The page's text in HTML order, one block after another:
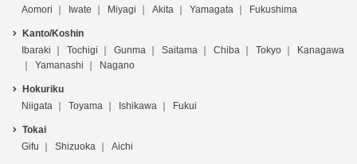
Aomori
Iwate Miyagi Akita Yamagata Fukushima
Kanto/Koshin
Ibaraki
Tochigi Gunma Saitama Chiba Tokyo
Kanagawa
Yamanashi
Nagano
Hokuriku
Niigata
Toyama Ishikawa Fukui
Tokai
Gifu
Shizuoka Aichi